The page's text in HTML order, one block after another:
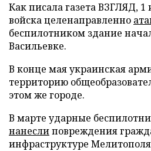
Как писала газета ВЗГЛЯД,
войска целенаправленно
беспилотником здание
Васильевке.
В конце мая украинская
территорию
этом же городе.
В марте ударные
нанеслиповреждения
инфраструктуре